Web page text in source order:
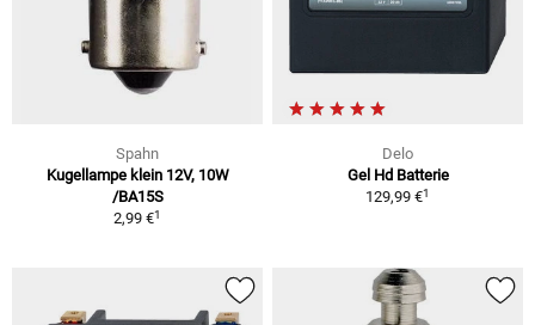
Spahn
Kugellampe klein 12V, 10W
/BA15S
2,99 €1
Delo
Gel Hd Batterie
129,99 €1